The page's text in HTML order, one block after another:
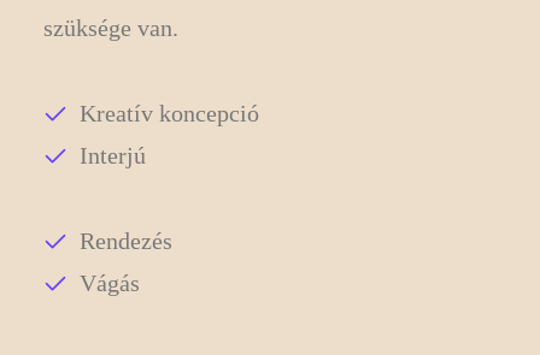
szüksége van.
Kreatív koncepció
Interjú
Rendezés
Vágás